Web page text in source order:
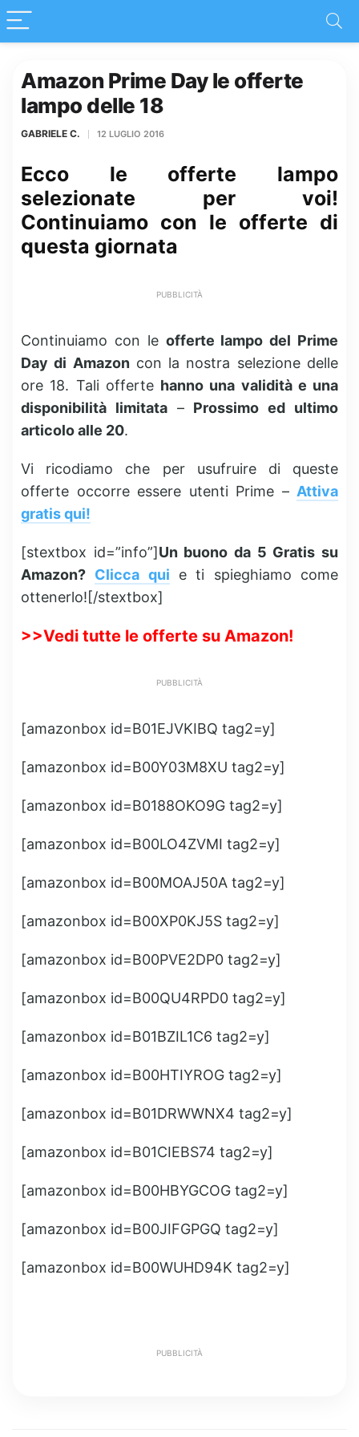
Amazon Prime Day le offerte
lampo delle 18
GABRIELE C. 12 LUGLIO 2016
Ecco le offerte lampo
selezionate per voi!
Continuiamo con le offerte di
questa giornata
PUBBLICITÀ
Continuiamo con le offerte lampo del Prime
Day di Amazoncon la nostra selezione delle
ore 18. Tali offerte hanno una validità e una
disponibilità limitata– Prossimo ed ultimo
articolo alle 20.
Vi ricodiamo che per usufruire di queste
offerte occorre essere utenti Prime – Attiva
gratis qui!
[stextbox id=”info”]Un buono da 5 Gratis su
Amazon? Clicca qui e ti spieghiamo come
ottenerlo![/stextbox]
>>Vedi tutte le offerte su Amazon!
PUBBLICITÀ
[amazonbox id=B01EJVKIBQ tag2=y]
[amazonbox id=B00Y03M8XU tag2=y]
[amazonbox id=B0188OKO9G tag2=y]
[amazonbox id=B00LO4ZVMI tag2=y]
[amazonbox id=B00MOAJ50A tag2=y]
[amazonbox id=B00XP0KJ5S tag2=y]
[amazonbox id=B00PVE2DP0 tag2=y]
[amazonbox id=B00QU4RPD0 tag2=y]
[amazonbox id=B01BZIL1C6 tag2=y]
[amazonbox id=B00HTIYROG tag2=y]
[amazonbox id=B01DRWWNX4 tag2=y]
[amazonbox id=B01CIEBS74 tag2=y]
[amazonbox id=B00HBYGCOG tag2=y]
[amazonbox id=B00JIFGPGQ tag2=y]
[amazonbox id=B00WUHD94K tag2=y]
PUBBLICITÀ